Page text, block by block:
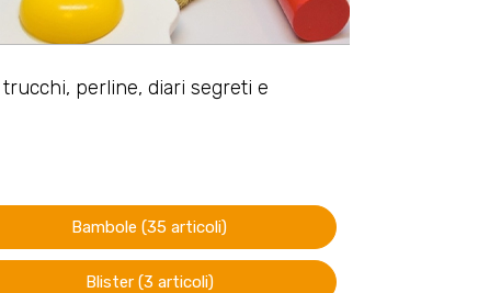
perline, diari segreti e
Bambole (35 articoli)
Blister (3 articoli)